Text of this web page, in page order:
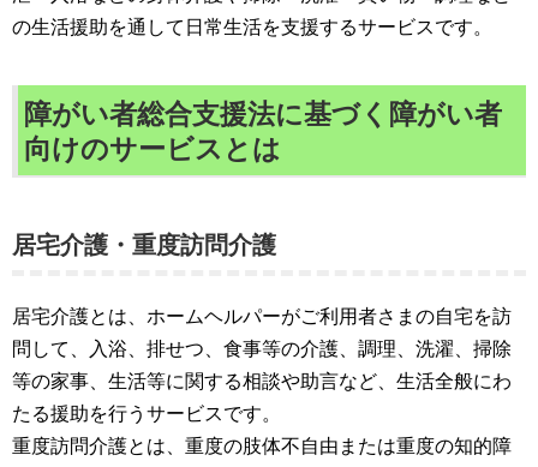
の生活援助を通して日常生活を支援するサービスです。
障がい者総合支援法に基づく障がい者
向けのサービスとは
居宅介護・重度訪問介護
居宅介護とは、ホームヘルパーがご利用者さまの自宅を訪
問して、入浴、排せつ、食事等の介護、調理、洗濯、掃除
等の家事、生活等に関する相談や助言など、生活全般にわ
たる援助を行うサービスです。
重度訪問介護とは、重度の肢体不自由または重度の知的障